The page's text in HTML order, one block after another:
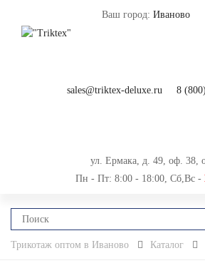
Ваш город: Иваново
8
sales@triktex-deluxe.ru
ул. Ермака, д. 49, оф. 38,
Пн - Пт: 8:00 - 18:00, Сб,Вс -
Трикотаж оптом в Иваново Каталог